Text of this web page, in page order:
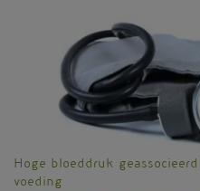
Hoge bloeddruk
voeding